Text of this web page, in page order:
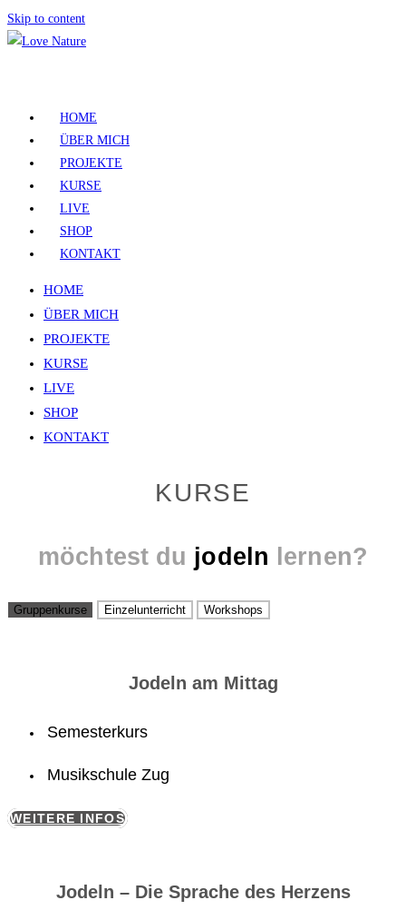
Skip to content
HOME
ÜBER MICH
PROJEKTE
KURSE
LIVE
SHOP
KONTAKT
HOME
ÜBER MICH
PROJEKTE
KURSE
LIVE
SHOP
KONTAKT
KURSE
möchtest du jodeln lernen?
Gruppenkurse Einzelunterricht Workshops
Jodeln am Mittag
Semesterkurs
Musikschule Zug
WEITERE INFOS
Jodeln – Die Sprache des Herzens